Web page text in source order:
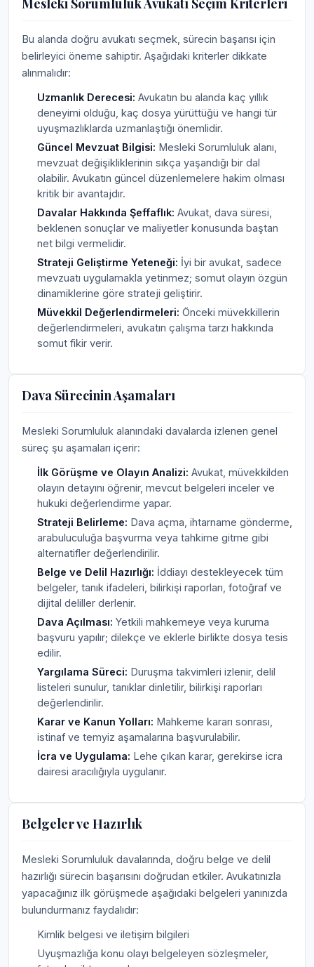
Mesleki Sorumluluk Avukatı Seçim Kriterleri
Bu alanda doğru avukatı seçmek, sürecin başarısı için
belirleyici öneme sahiptir. Aşağıdaki kriterler dikkate
alınmalıdır:
Uzmanlık Derecesi: Avukatın bu alanda kaç yıllık
deneyimi olduğu, kaç dosya yürüttüğü ve hangi tür
uyuşmazlıklarda uzmanlaştığı önemlidir.
Güncel Mevzuat Bilgisi: Mesleki Sorumluluk alanı,
mevzuat değişikliklerinin sıkça yaşandığı bir dal
olabilir. Avukatın güncel düzenlemelere hakim olması
kritik bir avantajdır.
Davalar Hakkında Şeffaflık: Avukat, dava süresi,
beklenen sonuçlar ve maliyetler konusunda baştan
net bilgi vermelidir.
Strateji Geliştirme Yeteneği: İyi bir avukat, sadece
mevzuatı uygulamakla yetinmez; somut olayın özgün
dinamiklerine göre strateji geliştirir.
Müvekkil Değerlendirmeleri: Önceki müvekkillerin
değerlendirmeleri, avukatın çalışma tarzı hakkında
somut fikir verir.
Dava Sürecinin Aşamaları
Mesleki Sorumluluk alanındaki davalarda izlenen genel
süreç şu aşamaları içerir:
İlk Görüşme ve Olayın Analizi: Avukat, müvekkilden
olayın detayını öğrenir, mevcut belgeleri inceler ve
hukuki değerlendirme yapar.
Strateji Belirleme: Dava açma, ihtarname gönderme,
arabuluculuğa başvurma veya tahkime gitme gibi
alternatifler değerlendirilir.
Belge ve Delil Hazırlığı: İddiayı destekleyecek tüm
belgeler, tanık ifadeleri, bilirkişi raporları, fotoğraf ve
dijital deliller derlenir.
Dava Açılması: Yetkili mahkemeye veya kuruma
başvuru yapılır; dilekçe ve eklerle birlikte dosya tesis
edilir.
Yargılama Süreci: Duruşma takvimleri izlenir, delil
listeleri sunulur, tanıklar dinletilir, bilirkişi raporları
değerlendirilir.
Karar ve Kanun Yolları: Mahkeme kararı sonrası,
istinaf ve temyiz aşamalarına başvurulabilir.
İcra ve Uygulama: Lehe çıkan karar, gerekirse icra
dairesi aracılığıyla uygulanır.
Belgeler ve Hazırlık
Mesleki Sorumluluk davalarında, doğru belge ve delil
hazırlığı sürecin başarısını doğrudan etkiler. Avukatınızla
yapacağınız ilk görüşmede aşağıdaki belgeleri yanınızda
bulundurmanız faydalıdır:
Kimlik belgesi ve iletişim bilgileri
Uyuşmazlığa konu olayı belgeleyen sözleşmeler,